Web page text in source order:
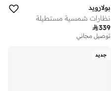
بولارويد
نظارات شمسية مستطيلة
339
توصيل مجاني
جديد